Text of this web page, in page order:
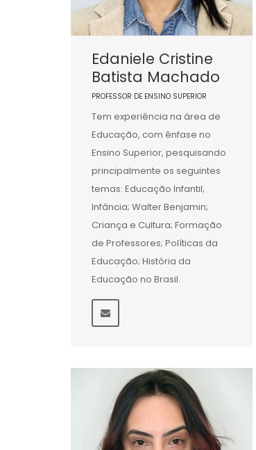
Edaniele Cristine
Batista Machado
PROFESSOR DE ENSINO SUPERIOR
Tem experiência na área de
Educação, com ênfase no
Ensino Superior, pesquisando
principalmente os seguintes
temas: Educação Infantil;
Infância; Walter Benjamin;
Criança e Cultura; Formação
de Professores; Políticas da
Educação; História da
Educação no Brasil.